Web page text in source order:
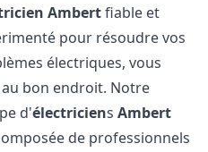
Ambertfiable et
pour résoudre vos
électriques, vous
au bon endroit. Notre
d'électriciensAmbert
de professionnels